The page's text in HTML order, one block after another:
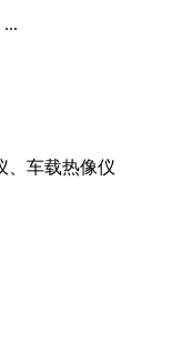
、车载热像仪